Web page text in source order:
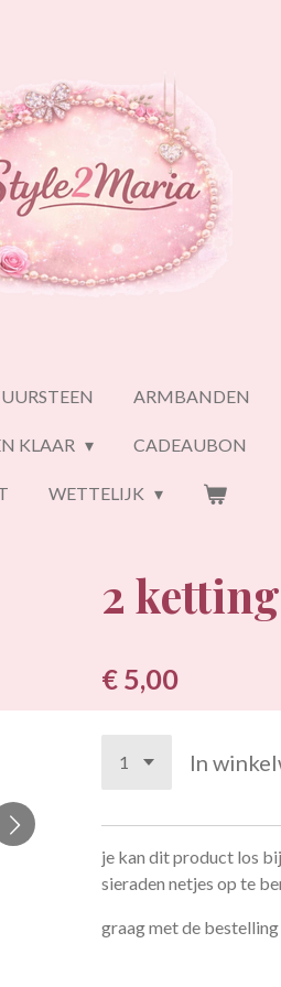
ARMBANDEN
KLAAR CADEAUBON
WETTELIJK
2
€ 5,00
In
je kan dit product los
sieraden netjes op te
graag met de